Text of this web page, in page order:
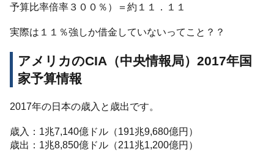
予算比率倍率３００％）＝約１１．１１
実際は１１％強しか借金していないってこと？？
アメリカのCIA（中央情報局）2017年国
家予算情報
2017年の日本の歳入と歳出です。
歳入：1兆7,140億ドル（191兆9,680億円）
歳出：1兆8,850億ドル（211兆1,200億円）